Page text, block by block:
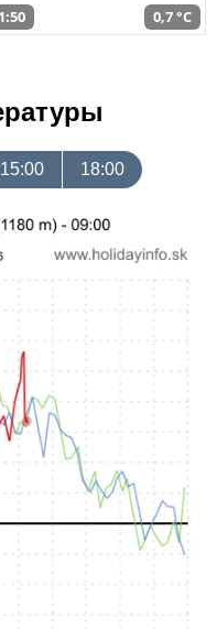
0,7 °C
15:00 18:00